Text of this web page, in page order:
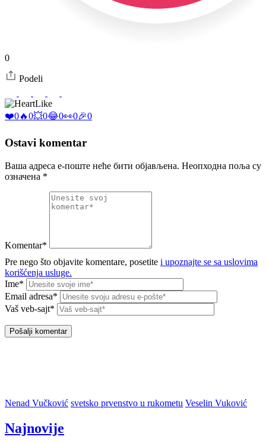
0
Podeli
Like
❤️0🔥0💥0😂0👀0🎉0
Ostavi komentar
Ваша адреса е-поште неће бити објављена. Неопходна поља су
означена *
Komentar*
Pre nego što objavite komentare, posetite i upoznajte se sa uslovima
korišćenja usluge.
Ime*
Email adresa*
Vaš veb-sajt*
Nenad Vučković svetsko prvenstvo u rukometu Veselin Vuković
Najnovije